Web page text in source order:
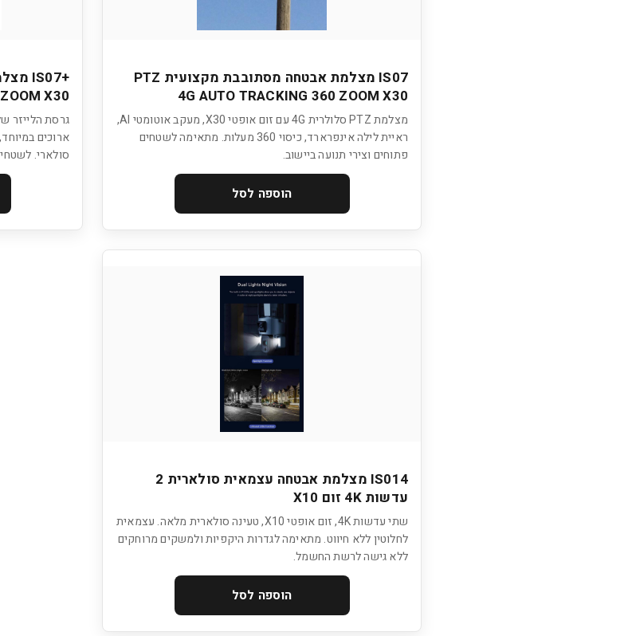
IS07 מצלמת אבטחה מסתובבת מקצועית PTZ
4G AUTO TRACKING 360 ZOOM X30
מצלמת PTZ סלולרית 4G עם זום אופטי X30, מעקב אוטומטי AI,
ראיית לילה אינפרארד, כיסוי 360 מעלות. מתאימה לשטחים
פתוחים וצירי תנועה ביישוב.
הוספה לסל
X30
סולארי.
IS014 מצלמת אבטחה עצמאית סולארית 2
עדשות 4K זום X10
שתי עדשות 4K, זום אופטי X10, טעינה סולארית מלאה. עצמאית
לחלוטין ללא חיווט. מתאימה לגדרות היקפיות ולמשקים מרוחקים
ללא גישה לרשת החשמל.
הוספה לסל